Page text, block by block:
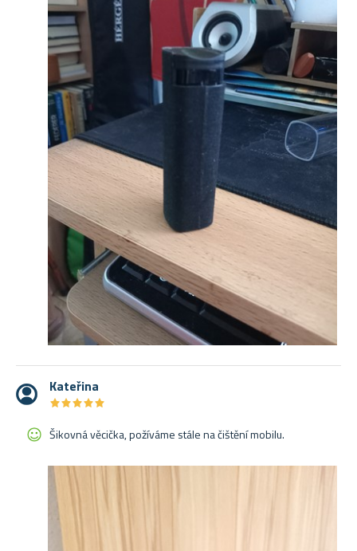
Kateřina
★★★★★
★★★★★
Šikovná věcička, požíváme stále na čištění mobilu.